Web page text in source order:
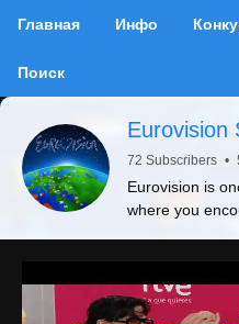
Главная Инфо
Поиск
Eurovision
72 Subscribers •
Eurovision is
where you